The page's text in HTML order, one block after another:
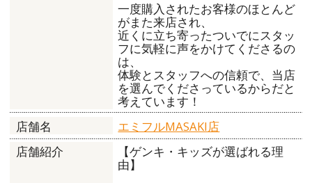
一度購入されたお客様のほとんど
がまた来店され、
近くに立ち寄ったついでにスタッ
フに気軽に声をかけてくださるの
は、
体験とスタッフへの信頼で、当店
を選んでくださっているからだと
考えています！
店舗名
エミフルMASAKI店
店舗紹介
【ゲンキ・キッズが選ばれる理
由】